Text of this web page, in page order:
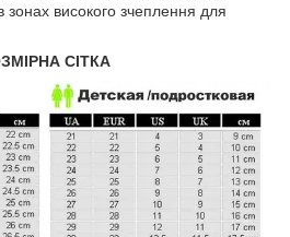
високого зчеплення для
СІТКА